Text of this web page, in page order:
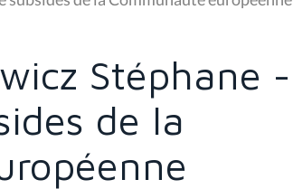
Stéphane -
de la